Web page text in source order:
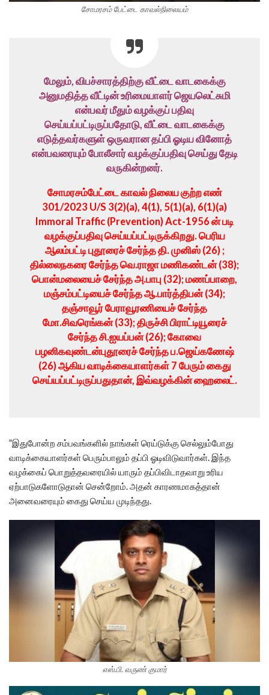
சோமரசம் பேட்டை காவல்நிலையம்
மேலும், விபச்சாரத்திற்கு வீட்டை வாடகைக்கு
அனுமதித்த வீட்டின் உரிமையாளர் ஜெயலெட்சுமி
என்பவர் மீதும் வழக்குப் பதிவு
செய்யப்பட்டிருப்பதோடு, வீட்டை வாடகைக்கு
எடுத்தவர்களுள் ஒருவரான தப்பி ஓடிய வினோத்
என்பவரையும் போலீசார் வழக்குப்பதிவு செய்து தேடி
வருகின்றனர்.
சோமரசம்பேட்டை காவல் நிலைய குற்ற எண்
301/2023 U/S 3(2)(a), 4(1), 5(1)(a), 6(1)(a)
Immoral Traffic (Prevention) Act-1956 ன் படி
வழக்குப்பதிவு செய்யப்பட்டிருக்கிறது. பெரிய
ஆலம்பட்டி புதூரைச் சேர்ந்த தி. முனிஸ் (26) ;
தில்லைநகரை சேர்ந்த வெ.ராஜா மணிகண்டன் (38);
பொன்மலையைச் சேர்ந்த அ.பாபு (32); மணப்பாறை,
மஞ்சம்பட்டியைச் சேர்ந்த ஆ.பார்த்திபன் (34);
தஞ்சாவூர் பேராவூரணியைச் சேர்ந்த
மோ.சிவரெங்கன் (33); திருச்சி பிராட்டியூரைச்
சேர்ந்த சி.ஐயப்பன் (26); கோவை
பழனிகவுண்டன்புதூரைச் சேர்ந்த ப.ஜெய்கணேஷ்
(26) ஆகிய வாடிக்கையாளர்கள் 7 பேரும் கைது
செய்யப்பட்டிருப்பதுதான், இவ்வழக்கின் ஹைலைட்.
”இதுபோன்ற சம்பவங்களில் நாங்கள் ரெய்டுக்கு செல்லும்போது
வாடிக்கையாளர்கள் பெரும்பாலும் தப்பி ஓடிவிடுவார்கள். இந்த
வழக்கைப் பொறுத்தவரையில் யாரும் தப்பிவிடாதவாறு உரிய
ஏற்பாடுகளோடுதான் சென்றோம். அதன் காரணமாகத்தான்
அனைவரையும் கைது செய்ய முடிந்தது.
எஸ்.பி. வருண் குமார்